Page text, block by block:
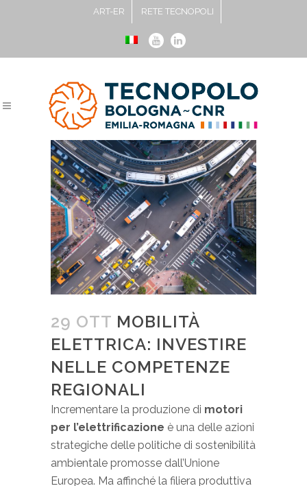
ART-ER RETE TECNOPOLI
29 OTT MOBILITÀ
ELETTRICA: INVESTIRE
NELLE COMPETENZE
REGIONALI
Incrementare la produzione di motori
per l’elettrificazione è una delle azioni
strategiche delle politiche di sostenibilità
ambientale promosse dall’Unione
Europea. Ma affinché la filiera produttiva